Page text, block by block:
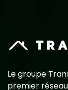
Le groupe
premier